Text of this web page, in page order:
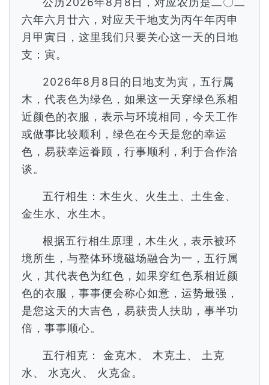
六年六月廿六，对应天干地支为丙午年丙申
月甲寅日，这里我们只要关心这一天的日地
支：寅。
2026年8月8日的日地支为寅，五行属
木，代表色为绿色，如果这一天穿绿色系相
近颜色的衣服，表示与环境相同，今天工作
或做事比较顺利，绿色在今天是您的幸运
色，易获幸运眷顾，行事顺利，利于合作洽
谈。
五行相生：木生火、火生土、土生金、
金生水、水生木。
根据五行相生原理，木生火，表示被环
境所生，与整体环境磁场融合为一，五行属
火，其代表色为红色，如果穿红色系相近颜
色的衣服，事事便会称心如意，运势最强，
是您这天的大吉色，易获贵人扶助，事半功
倍，事事顺心。
五行相克： 金克木、 木克土、 土克
水、 水克火、 火克金。